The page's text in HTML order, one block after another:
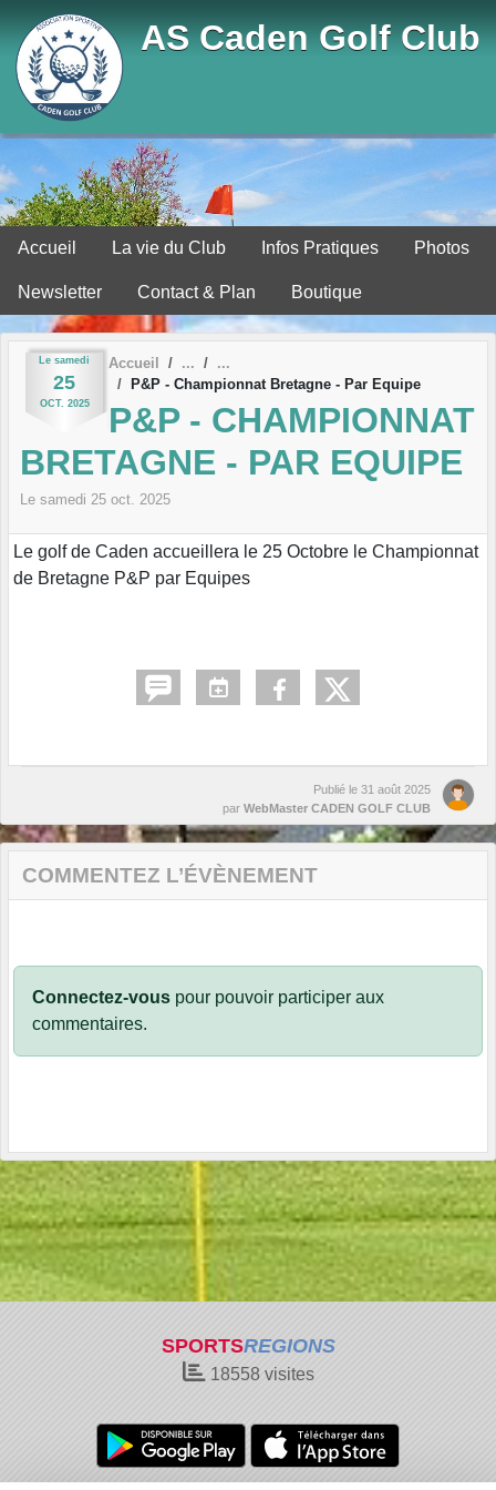
AS Caden Golf Club
Accueil La vie du Club Infos Pratiques Photos
Newsletter Contact & Plan Boutique
Le samedi
25
OCT. 2025
Accueil
P&P - Championnat Bretagne - Par Equipe
P&P - CHAMPIONNAT
BRETAGNE - PAR EQUIPE
Le samedi 25 oct. 2025
Le golf de Caden accueillera le 25 Octobre le Championnat
de Bretagne P&P par Equipes
Publié le 31 août 2025
par WebMaster CADEN GOLF CLUB
COMMENTEZ L’ÉVÈNEMENT
Connectez-vous pour pouvoir participer aux
commentaires.
SPORTSREGIONS
18558visites
Panneau de gestion des cookies